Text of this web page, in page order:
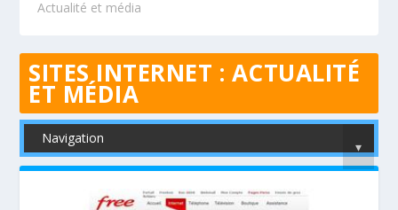
Actualité et média
SITES INTERNET : ACTUALITÉ
ET MÉDIA
Navigation
▾